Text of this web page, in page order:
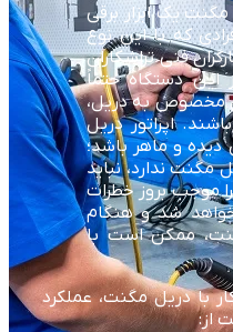
یک ابزار برقی
که با این نوع
فنی تراشکاران
این دستگاه حتماً
مخصوص به دریل،
اپراتور دریل
و ماهر باشد؛
مگنت ندارد، نباید
موجب بروز خطرات
خواهد شد و هنگام
ممکن است با
با دریل مگنت، عملکرد
از: